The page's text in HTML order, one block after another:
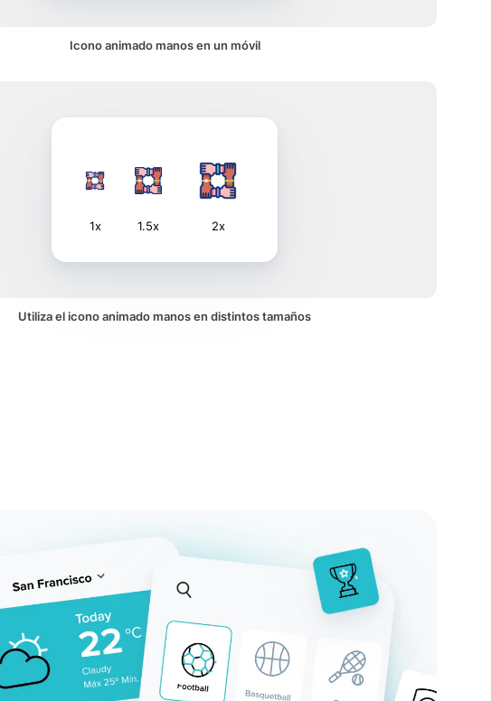
Icono animado manos en un móvil
1x 1.5x 2x
Utiliza el icono animado manos en distintos tamaños